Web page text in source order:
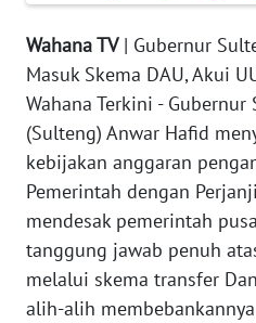
Wahana TV| Gubernur
Masuk Skema DAU, Akui
Wahana Terkini - Gubernur
(Sulteng) Anwar Hafid
kebijakan anggaran
Pemerintah dengan
mendesak pemerintah
tanggung jawab penuh
melalui skema transfer
alih-alih
Wahana
News
Regional
WN
SUMUT
WN
JAKARTA